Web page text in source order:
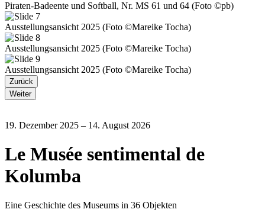
Piraten-Badeente und Softball, Nr. MS 61 und 64 (Foto ©pb)
Ausstellungsansicht 2025 (Foto ©Mareike Tocha)
Ausstellungsansicht 2025 (Foto ©Mareike Tocha)
Ausstellungsansicht 2025 (Foto ©Mareike Tocha)
Zurück
Weiter
19. Dezember 2025 – 14. August 2026
Le Musée sentimental de
Kolumba
Eine Geschichte des Museums in 36 Objekten